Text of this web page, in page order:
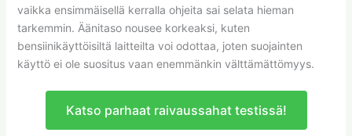
vaikka ensimmäisellä kerralla ohjeita sai selata hieman
tarkemmin. Äänitaso nousee korkeaksi, kuten
bensiinikäyttöisiltä laitteilta voi odottaa, joten suojainten
käyttö ei ole suositus vaan enemmänkin välttämättömyys.
Katso parhaat raivaussahat testissä!